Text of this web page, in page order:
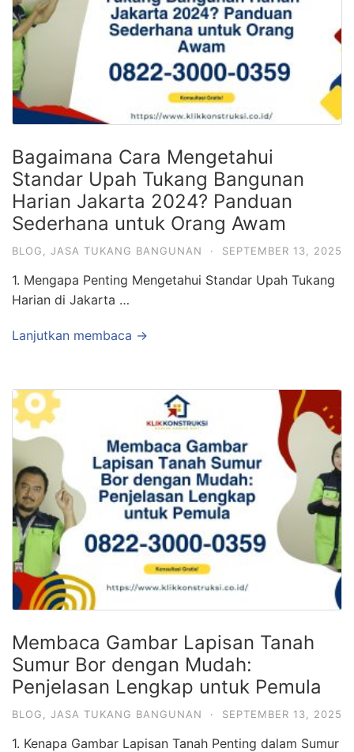
Bagaimana Cara Mengetahui
Standar Upah Tukang Bangunan
Harian Jakarta 2024? Panduan
Sederhana untuk Orang Awam
BLOG, JASA TUKANG BANGUNAN · SEPTEMBER 13, 2025
1. Mengapa Penting Mengetahui Standar Upah Tukang
Harian di Jakarta …
Lanjutkan membaca →
Membaca Gambar Lapisan Tanah
Sumur Bor dengan Mudah:
Penjelasan Lengkap untuk Pemula
BLOG JASA TUKANG BANGUNAN · SEPTEMBER 13, 2025
1. Kenapa Gambar Lapisan Tanah Penting dalam Sumur